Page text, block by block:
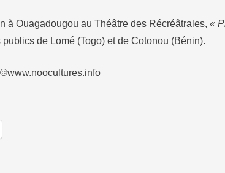
à Ouagadougou au Théâtre des Récréâtrales, «
de Lomé (Togo) et de Cotonou (Bénin).